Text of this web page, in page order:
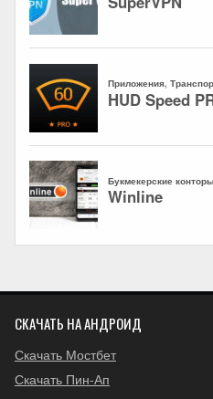
СКАЧАТЬ НА АНДРОИД
Скачать Мостбет
Скачать Пин-Ап